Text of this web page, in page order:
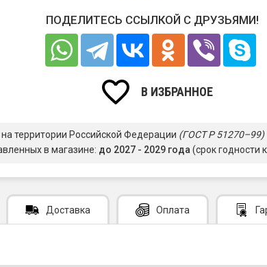
ПОДЕЛИТЕСЬ ССЫЛКОЙ С ДРУЗЬЯМИ!
В ИЗБРАННОЕ
территории Российской Федерации (ГОСТ Р 51270–99)
в магазине: до 2027 - 2029 года(срок годности
Доставка Оплата